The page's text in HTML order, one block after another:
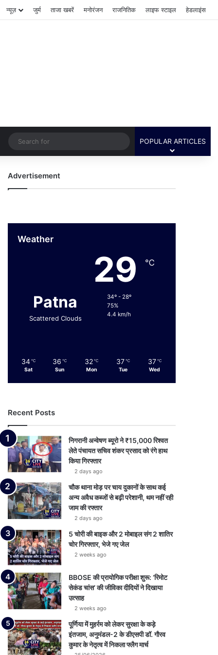
न्यूज़ जुर्म ताजा खबरें मनोरंजन राजनितिक लाइफ स्टाइल हेडलाइंस
Switch skin
Search
for
POPULAR ARTICLES
Advertisement
Weather
Patna
Scattered Clouds
29 ℃
34º - 28º
75%
4.4 km/h
34 ℃
Sat
36 ℃
Sun
32 ℃
Mon
37 ℃
Tue
37 ℃
Wed
Recent Posts
निगरानी अन्वेषण ब्यूरो ने ₹15,000 रिश्वत
लेते पंचायत सचिव शंकर प्रसाद को रंगे हाथ
किया गिरफ्तार
2 days ago
चौक थाना मोड़ पर चाय दुकानों के साथ कई
अन्य अवैध कब्जों से बढ़ी परेशानी, थम नहीं रही
जाम की रफ्तार
2 days ago
5 चोरी की बाइक और 2 मोबाइल संग 2 शातिर
चोर गिरफ्तार, भेजे गए जेल
2 weeks ago
BBOSE की प्रायोगिक परीक्षा शुरू: ‘रिमोट
सेकंड चांस’ की जीविका दीदियों ने दिखाया
उत्साह
2 weeks ago
पूर्णिया में मुहर्रम को लेकर सुरक्षा के कड़े
इंतजाम, अनुमंडल-2 के डीएसपी डॉ. गौरव
कुमार के नेतृत्व में निकला फ्लैग मार्च